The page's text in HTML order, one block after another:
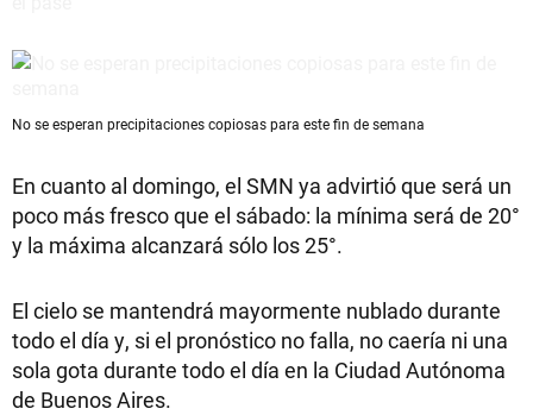
No se esperan precipitaciones copiosas para este fin de semana
En cuanto al domingo, el SMN ya advirtió que será un
poco más fresco que el sábado: la mínima será de 20°
y la máxima alcanzará sólo los 25°.
El cielo se mantendrá mayormente nublado durante
todo el día y, si el pronóstico no falla, no caería ni una
sola gota durante todo el día en la Ciudad Autónoma
de Buenos Aires.